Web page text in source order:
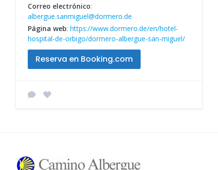
Correo electrónico:
albergue.sanmiguel@dormero.de
Página web: https://www.dormero.de/en/hotel-
hospital-de-orbigo/dormero-albergue-san-miguel/
Reserva en Booking.com